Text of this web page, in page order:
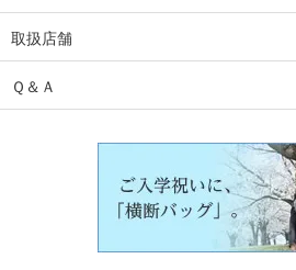
取扱店舗
Ｑ＆Ａ